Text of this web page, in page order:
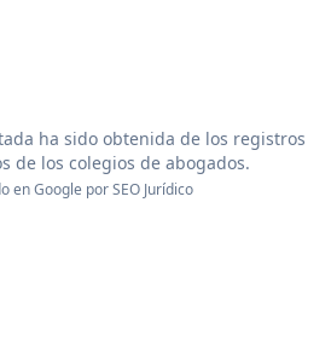
ha sido obtenida de los registros
de los colegios de abogados.
en Google porSEO Jurídico